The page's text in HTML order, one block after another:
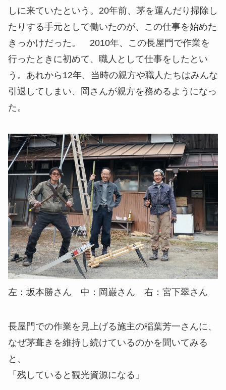
しに来ていたという。20年前、茅を運んだり掃除し
たりする手元として働いたのが、この仕事を始めた
きっかけだった。 2010年、この長屋門で作業を
行ったときに初めて、職人として仕事をしたとい
う。あれから12年、当時の親方や職人たちはみんな
引退してしまい、岡さんが親方を務めるようになっ
た。
左：坂本勝さん 中：岡巌さん 右：宮下翠さん
長屋門での作業を見上げる施主の稲葉芳一さんに、
なぜ茅葺きを維持し続けているのかを聞いてみる
と、
「残していると観光資源になる」